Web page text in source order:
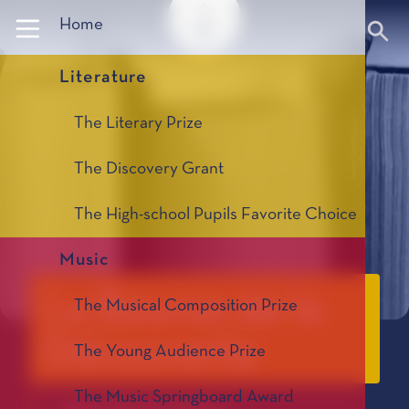
Home
Literature
The Literary Prize
The Discovery Grant
The High-school Pupils Favorite Choice
Music
The Musical Composition Prize
The Young Audience Prize
The Music Springboard Award
La Bourse de la
Découverte